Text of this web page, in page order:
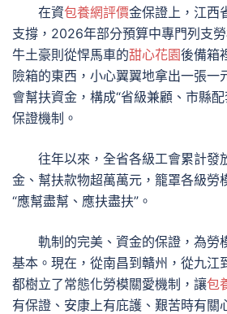
在資包養網評價金保證上，江西
支撐，2026年部分預算中專門列支
牛土豪則從悍馬車的甜心花園後備箱
險箱的東西，小心翼翼地拿出一張一
會幫扶資金，構成“省級兼顧、市縣
保證機制。
往年以來，全省各級工會累計發
金、幫扶款物超萬萬元，籠罩各級勞
“應幫盡幫、應扶盡扶”。
軌制的完美、資金的保證，為勞
基本。現在，從南昌到贛州，從九江
都樹立了常態化勞模關愛機制，讓包
有保證、安康上有庇護、艱苦時有關